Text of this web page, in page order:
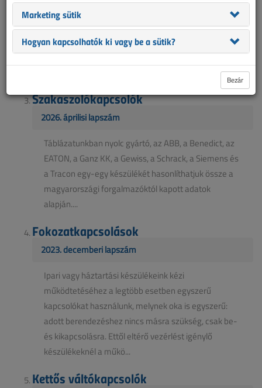
összehasonlító táblázat a 3-fázisú, forgókaros
terhelésszakaszolókról. Bár ebben a
termékcsoportban nincs olyan viharos fejlődés, mint
mondjuk az okosotthon-termékek körében, de talán
Szakaszolókapcsolók
2026. áprilisi lapszám
Táblázatunkban nyolc gyártó, az ABB, a Benedict, az
EATON, a Ganz KK, a Gewiss, a Schrack, a Siemens és
a Tracon egy-egy készülékét hasonlíthatjuk össze a
magyarországi forgalmazóktól kapott adatok
alapján....
Fokozatkapcsolások
2023. decemberi lapszám
Ipari vagy háztartási készülékeink kézi
működtetéséhez a legtöbb esetben egyszerű
kapcsolókat használunk, melynek oka is egyszerű:
adott berendezéshez nincs másra szükség, csak be-
és kikapcsolásra. Ettől eltérő vezérlést igénylő
készülékeknél a műkö...
Kettős váltókapcsolók
Marketing sütik
Hogyan kapcsolhatók ki vagy be a sütik?
Bezár